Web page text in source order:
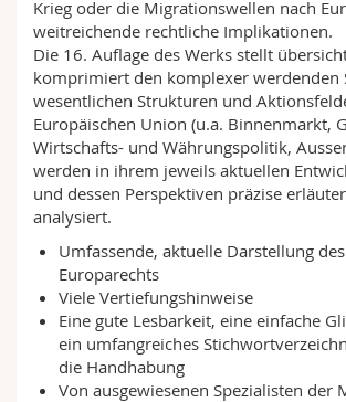
Krieg oder die Migrationswellen nach
weitreichende rechtliche Implikationen.
Die 16. Auflage des Werks stellt
komprimiert den komplexer werdenden
wesentlichen Strukturen und
Europäischen Union (u.a. Binnenmarkt,
Wirtschafts- und Währungspolitik,
werden in ihrem jeweils aktuellen
und dessen Perspektiven präzise
analysiert.
Umfassende, aktuelle Darstellung
Europarechts
Viele Vertiefungshinweise
Eine gute Lesbarkeit, eine einfache
ein umfangreiches
die Handhabung
Von ausgewiesenen Spezialisten der